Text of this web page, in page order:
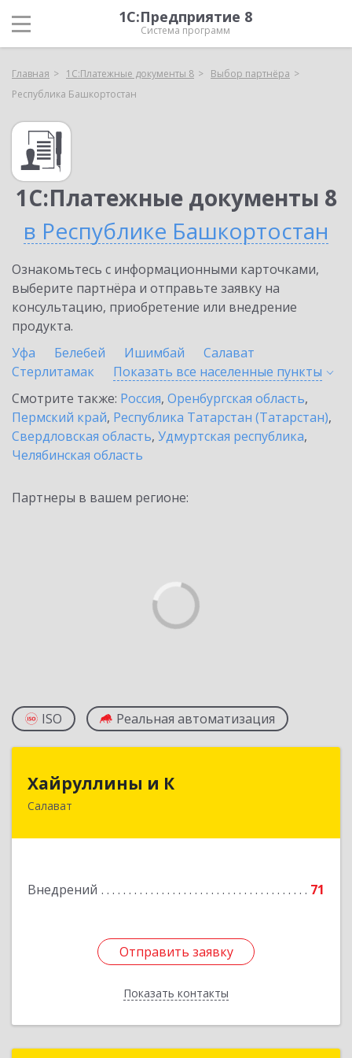
1С:Предприятие 8
Система программ
Главная 1С:Платежные документы 8
Выбор партнёра
Республика Башкортостан
1С:Платежные документы 8
в Республике Башкортостан
Ознакомьтесь с информационными карточками,
выберите партнёра и отправьте заявку на
консультацию, приобретение или внедрение
продукта.
Уфа
Белебей Ишимбай
Салават
Стерлитамак
Показать все населенные пункты
Смотрите также: Россия, Оренбургская область,
Пермский край, Республика Татарстан (Татарстан),
Свердловская область, Удмуртская республика,
Челябинская область
Партнеры в вашем регионе:
ISO Реальная автоматизация
Хайруллины и К
Салават
Внедрений 71
Отправить заявку
Показать контакты
Отправить заявку
Назад